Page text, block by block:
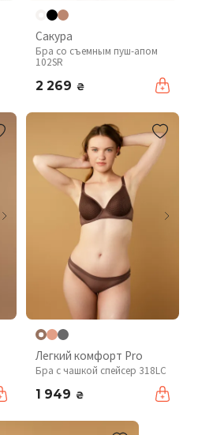
Сакура
Бра со съемным пуш-апом
102SR
2 269 ₴
Легкий комфорт Pro
Бра с чашкой спейсер 318LC
1 949 ₴